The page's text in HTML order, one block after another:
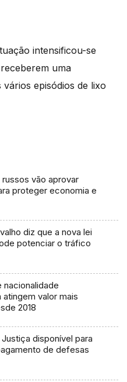
intensificou-se
uma
episódios de lixo
vão aprovar
proteger economia e
diz que a nova lei
potenciar o tráfico
nacionalidade
atingem valor mais
2018
disponível para
de defesas